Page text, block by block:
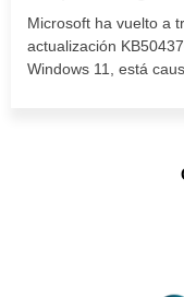
Microsoft ha vuelto a
actualización
Windows 11, está